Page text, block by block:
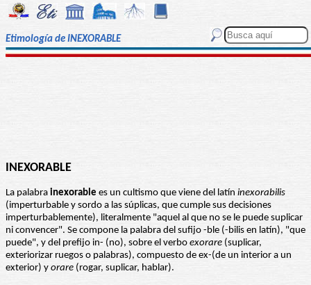
Etimología de INEXORABLE
INEXORABLE
La palabra inexorable es un cultismo que viene del latín inexorabilis
(imperturbable y sordo a las súplicas, que cumple sus decisiones
imperturbablemente), literalmente "aquel al que no se le puede suplicar
ni convencer". Se compone la palabra del sufijo -ble (-bilis en latín), "que
puede", y del prefijo in- (no), sobre el verbo exorare (suplicar,
exteriorizar ruegos o palabras), compuesto de ex-(de un interior a un
exterior) y orare (rogar, suplicar, hablar).